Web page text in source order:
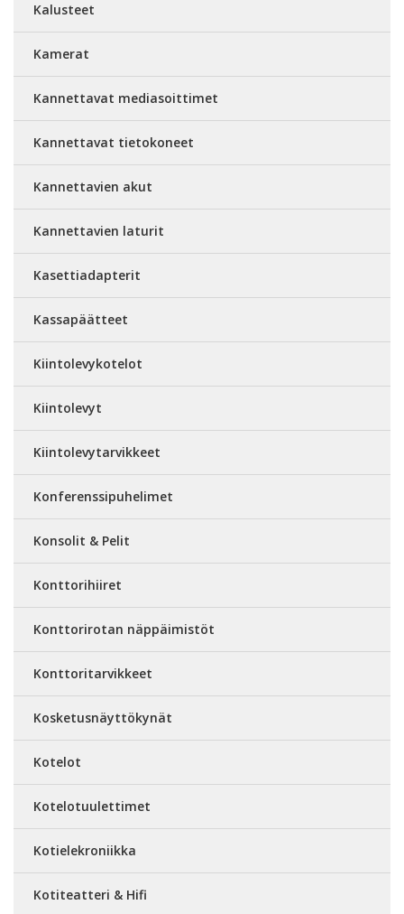
Kalusteet
Kamerat
Kannettavat mediasoittimet
Kannettavat tietokoneet
Kannettavien akut
Kannettavien laturit
Kasettiadapterit
Kassapäätteet
Kiintolevykotelot
Kiintolevyt
Kiintolevytarvikkeet
Konferenssipuhelimet
Konsolit & Pelit
Konttorihiiret
Konttorirotan näppäimistöt
Konttoritarvikkeet
Kosketusnäyttökynät
Kotelot
Kotelotuulettimet
Kotielekroniikka
Kotiteatteri & Hifi